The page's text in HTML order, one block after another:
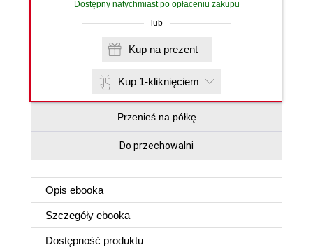
Dostępny natychmiast po opłaceniu zakupu
lub
Kup na prezent
Kup 1-kliknięciem
Przenieś na półkę
Do przechowalni
Opis ebooka
Szczegóły ebooka
Dostępność produktu